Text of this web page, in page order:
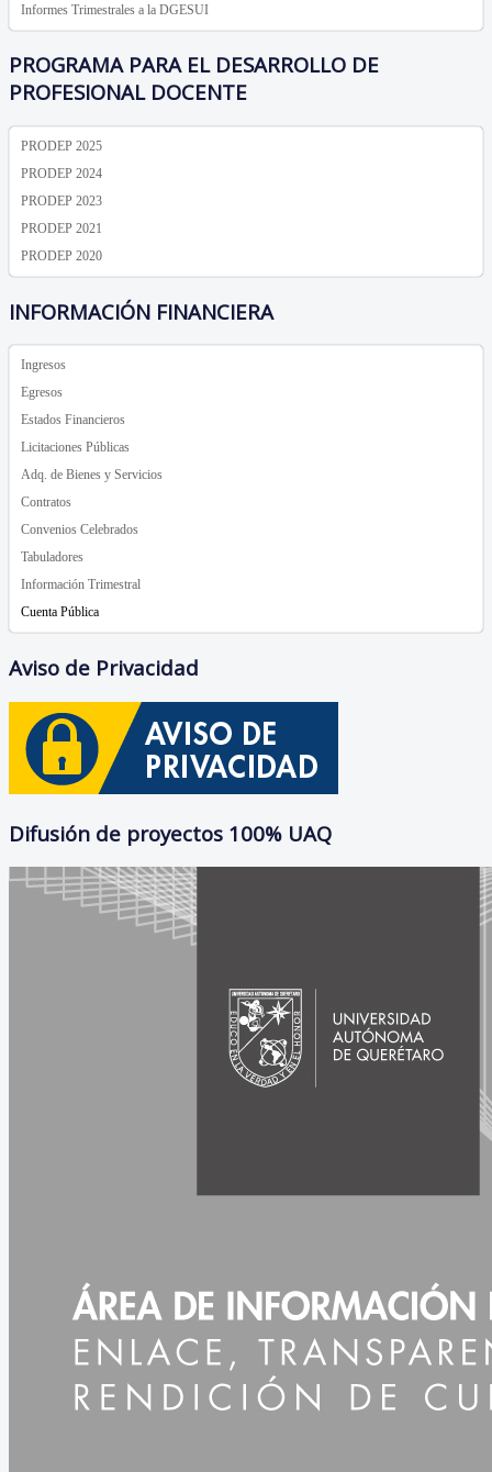
Informes Trimestrales a la DGESUI
PROGRAMA PARA EL DESARROLLO DE
PROFESIONAL DOCENTE
PRODEP 2025
PRODEP 2024
PRODEP 2023
PRODEP 2021
PRODEP 2020
INFORMACIÓN FINANCIERA
Ingresos
Egresos
Estados Financieros
Licitaciones Públicas
Adq. de Bienes y Servicios
Contratos
Convenios Celebrados
Tabuladores
Información Trimestral
Cuenta Pública
Aviso de Privacidad
Difusión de proyectos 100% UAQ